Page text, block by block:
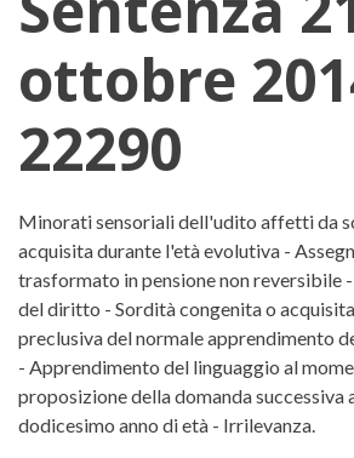
ottobre
22290
Corte di
Minorati sensoriali dell'udito affetti da
acquisita durante l'età evolutiva -
trasformato in pensione non reversibile
del diritto - Sordità congenita o
preclusiva del normale apprendimento
- Apprendimento del linguaggio al
proposizione della domanda successiva
dodicesimo anno di età - Irrilevanza.